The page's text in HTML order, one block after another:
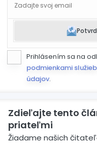
Prihlásením sa na
podmienkami
údajov.
Zdieľajte tento
priateľmi
Žiadame našich